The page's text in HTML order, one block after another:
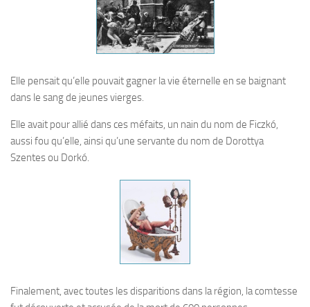
Elle pensait qu’elle pouvait gagner la vie éternelle en se baignant
dans le sang de jeunes vierges.
Elle avait pour allié dans ces méfaits, un nain du nom de Ficzkó,
aussi fou qu’elle, ainsi qu’une servante du nom de Dorottya
Szentes ou Dorkó.
Finalement, avec toutes les disparitions dans la région, la comtesse